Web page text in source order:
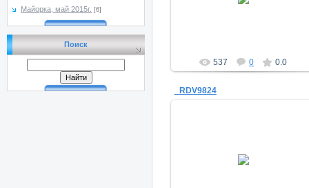
Майорка, май 2015г. [6]
Поиск
537 0 0.0
_RDV9824